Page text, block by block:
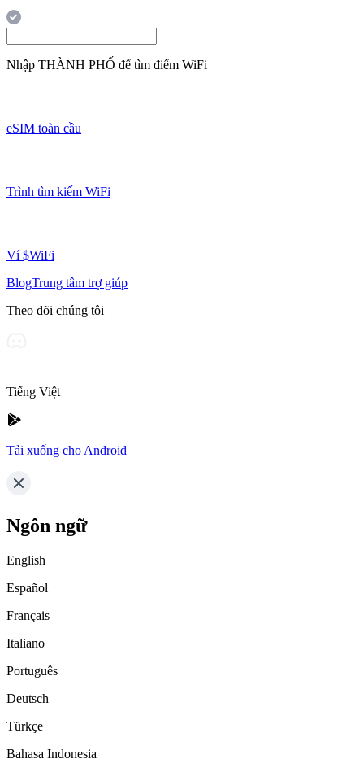
Nhập THÀNH PHỐ để tìm điểm WiFi
eSIM toàn cầu
Trình tìm kiếm WiFi
Ví $WiFi
BlogTrung tâm trợ giúp
Theo dõi chúng tôi
Tiếng Việt
Tải xuống cho Android
Ngôn ngữ
English
Español
Français
Italiano
Português
Deutsch
Türkçe
Bahasa Indonesia